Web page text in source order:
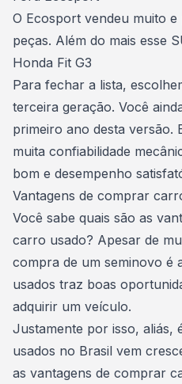
O Ecosport vendeu muito
peças. Além do mais esse
Honda Fit G3
Para fechar a lista,
terceira geração. Você
primeiro ano desta versão.
muita confiabilidade
bom e desempenho
Vantagens de comprar
Você sabe quais são as
carro usado? Apesar de
compra de um seminovo é
usados traz boas
adquirir um veículo.
Justamente por isso, aliás,
usados no Brasil vem
as vantagens de comprar